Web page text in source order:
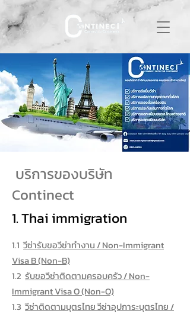
บริการของบริษัท
Continect
1. Thai immigration
1.1 วีซ่ารับขอวีซ่าทำงาน / Non-Immigrant
Visa B (Non-B)
1.2 รับขอวีซ่าติดตามครอบครัว / Non-
Immigrant Visa O (Non-O)
1.3 วีซ่าติดตามบุตรไทย วีซ่าอุปการะบุตรไทย /